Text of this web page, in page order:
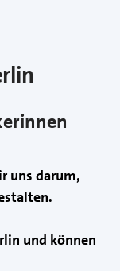
uns darum,
und können